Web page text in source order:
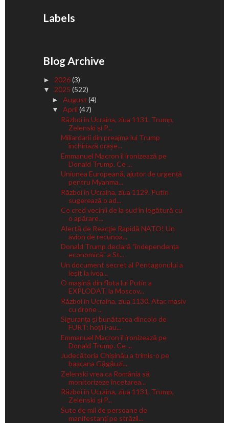
Labels
Blog Archive
► 2026(3)
▼ 2025 (522)
► August (4)
▼ April (47)
Război în Ucraina, ziua 1131. Trump,
Zelenski și P...
Miliardarii din preajma lui Trump
închiriază orașe...
Emmanuel Macron îl ironizează pe
Donald Trump. Ce ...
Uniunea Europeană, ajutor de urgență
pentru Myanma...
Război în Ucraina, ziua 1129. Putin
sugerează o ad...
Ce cred vecinii de la sud în legătură cu
o apărare...
Alertă de Reacţie Rapidă NATO! Un
avion de recunoa...
Donald Trump declară "independența
economică" a St...
Un document secret al Pentagonului a
ieșit la ivea...
O mașină din flota lui Putin a
EXPLODAT, la Moscov...
Război în Ucraina, ziua 1130. Atac masiv
cu drone ...
Siguranța și bunătatea dincolo de
FURT: hoții i-au...
Emmanuel Macron îl ironizează pe
Donald Trump. Ce ...
Judecătoria Chișinău a trimis-o pe
bașcana Găgăuzi...
Zelenski vrea ca România să
monitorizeze încetarea...
Război în Ucraina, ziua 1131. Trump,
Zelenski și P...
Sute de mii de persoane de
manifestanți pe străzil...